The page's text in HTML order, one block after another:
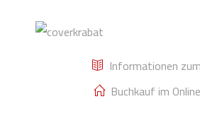
Krabat
Informationen
Buchkauf im